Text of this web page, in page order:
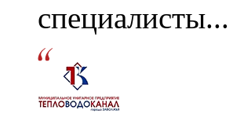
специалисты...